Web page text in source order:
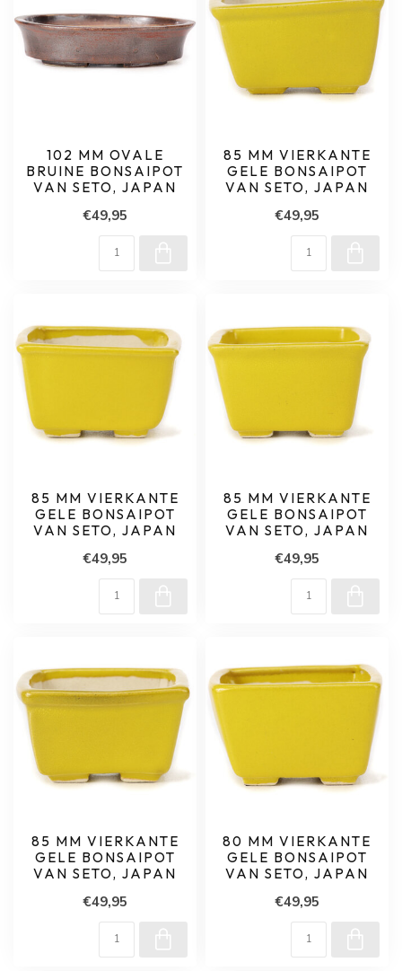
102 MM OVALE
BRUINE BONSAIPOT
VAN SETO, JAPAN
€49,95
85 MM VIERKANTE
GELE BONSAIPOT
VAN SETO, JAPAN
€49,95
85 MM VIERKANTE
GELE BONSAIPOT
VAN SETO, JAPAN
€49,95
85 MM VIERKANTE
GELE BONSAIPOT
VAN SETO, JAPAN
€49,95
85 MM VIERKANTE
GELE BONSAIPOT
VAN SETO, JAPAN
€49,95
80 MM VIERKANTE
GELE BONSAIPOT
VAN SETO, JAPAN
€49,95